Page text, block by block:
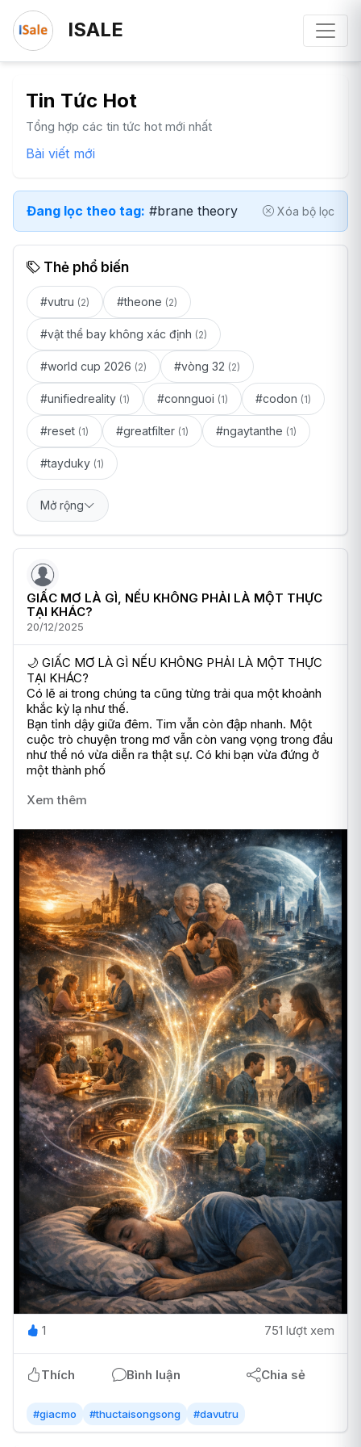
ISALE
Tin Tức Hot
Tổng hợp các tin tức hot mới nhất
Bài viết mới
Đang lọc theo tag: #brane theory Xóa bộ lọc
Thẻ phổ biến
#vutru (2) #theone (2)
#vật thể bay không xác định (2)
#world cup 2026 (2) #vòng 32 (2)
#unifiedreality (1) #connguoi (1) #codon (1)
#reset (1) #greatfilter (1) #ngaytanthe (1)
#tayduky (1)
Mở rộng
GIẤC MƠ LÀ GÌ, NẾU KHÔNG PHẢI LÀ MỘT THỰC
TẠI KHÁC?
20/12/2025
🌙 GIẤC MƠ LÀ GÌ NẾU KHÔNG PHẢI LÀ MỘT THỰC
TẠI KHÁC?
Có lẽ ai trong chúng ta cũng từng trải qua một khoảnh
khắc kỳ lạ như thế.
Bạn tỉnh dậy giữa đêm. Tim vẫn còn đập nhanh. Một
cuộc trò chuyện trong mơ vẫn còn vang vọng trong đầu
như thể nó vừa diễn ra thật sự. Có khi bạn vừa đứng ở
một thành phố
Xem thêm
1 751 lượt xem
Thích Bình luận Chia sẻ
#giacmo #thuctaisongsong #davutru